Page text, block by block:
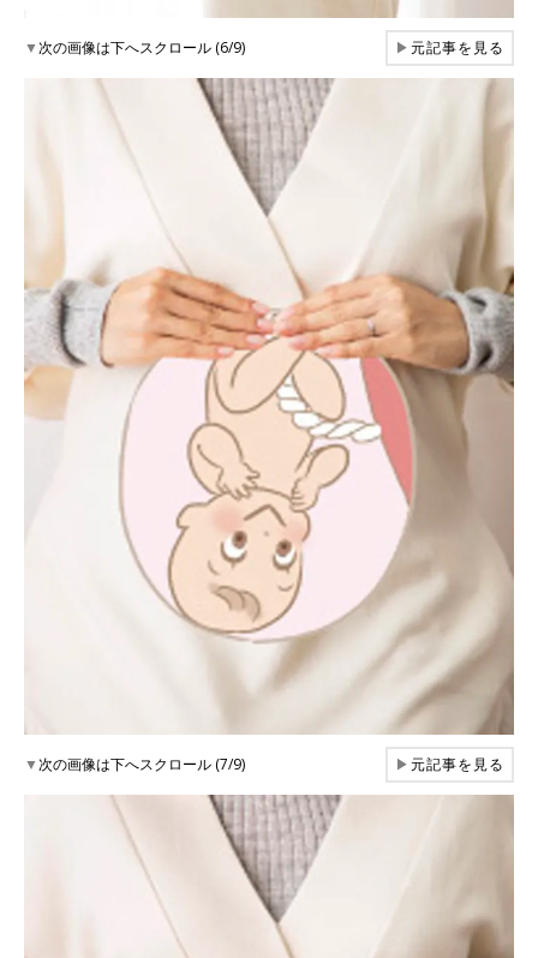
▼次の画像は下へスクロール (6/9) ▶元記事を見る
▼次の画像は下へスクロール (7/9) ▶元記事を見る